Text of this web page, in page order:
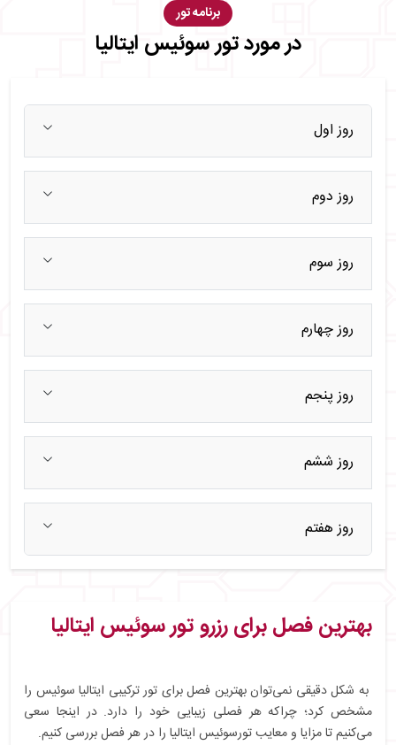
برنامه تور
در مورد تور سوئیس ایتالیا
روز اول
روز دوم
روز سوم
روز چهارم
روز پنجم
روز ششم
روز هفتم
بهترین فصل برای رزرو تور سوئیس ایتالیا
به شکل دقیقی نمی‌توان بهترین فصل برای تور ترکیبی ایتالیا سوئیس را
مشخص کرد؛ چراکه هر فصلی زیبایی خود را دارد. در اینجا سعی
می‌کنیم تا مزایا و معایب تورسوئیس ایتالیا را در هر فصل بررسی کنیم.